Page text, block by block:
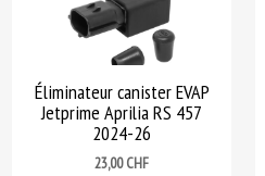
Éliminateur canister EVAP
Jetprime Aprilia RS 457
2024-26
Prix
23,00 CHF